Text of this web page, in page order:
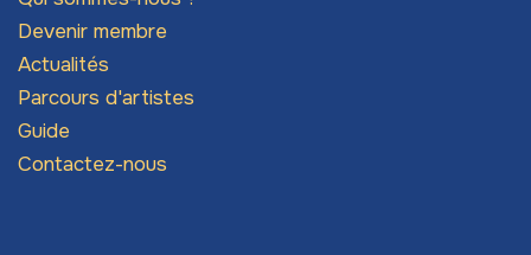
Devenir membre
Actualités
Parcours d'artistes
Guide
Contactez-nous